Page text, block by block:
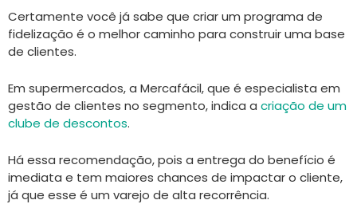
Certamente você já sabe que criar um programa de
fidelização é o melhor caminho para construir uma base
de clientes.
Em supermercados, a Mercafácil, que é especialista em
gestão de clientes no segmento, indica a criação de um
clube de descontos.
Há essa recomendação, pois a entrega do benefício é
imediata e tem maiores chances de impactar o cliente,
já que esse é um varejo de alta recorrência.